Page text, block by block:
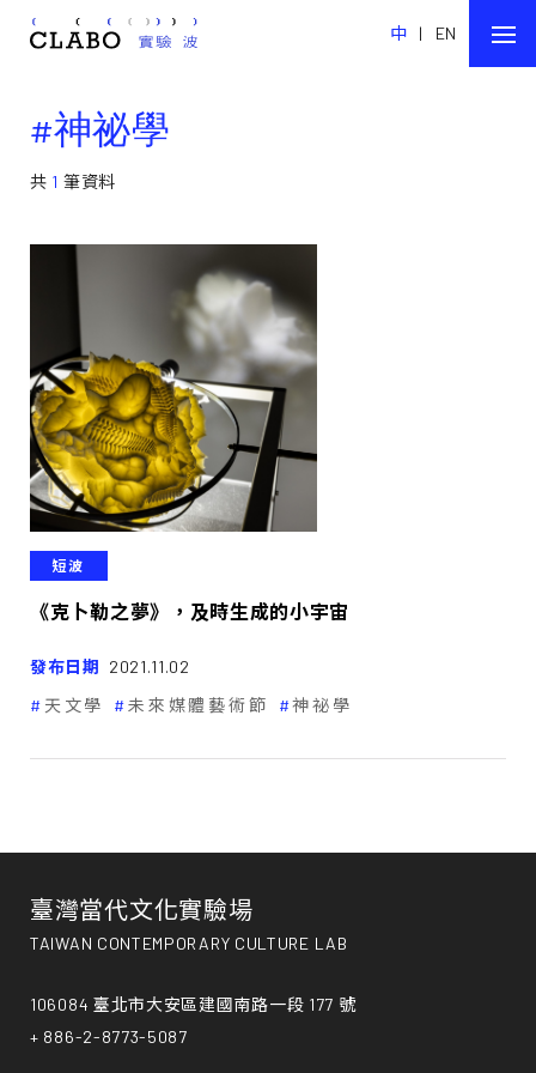
中 | EN
#神祕學
共 1 筆資料
短波
《克卜勒之夢》，及時生成的小宇宙
發布日期 2021.11.02
天文學
未來媒體藝術節 神祕學
臺灣當代文化實驗場
TAIWAN CONTEMPORARY CULTURE LAB
106084 臺北市大安區建國南路一段 177 號
+ 886-2-8773-5087